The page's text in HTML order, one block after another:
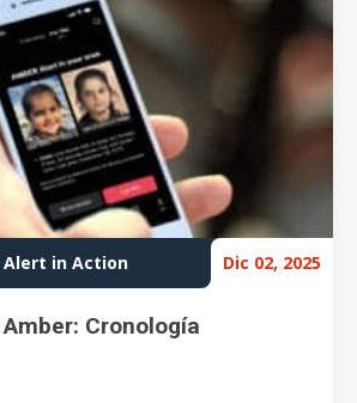
Alert in Action Dic 02, 2025
Cronología